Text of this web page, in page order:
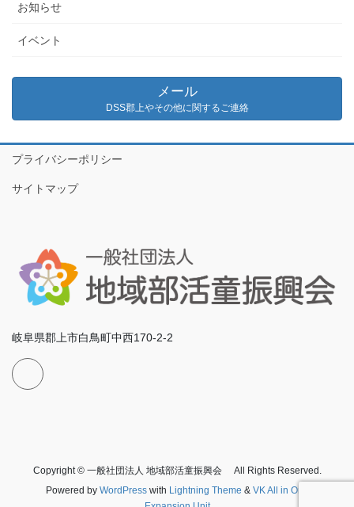
お知らせ
イベント
メール
DSS郡上やその他に関するご連絡
プライバシーポリシー
サイトマップ
岐阜県郡上市白鳥町中西170-2-2
Copyright © 一般社団法人 地域部活童振興会 All Rights Reserved.
Powered by WordPresswith Lightning Theme & VK All in One